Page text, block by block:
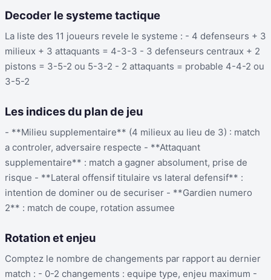
Decoder le systeme tactique
La liste des 11 joueurs revele le systeme : - 4 defenseurs + 3
milieux + 3 attaquants = 4-3-3 - 3 defenseurs centraux + 2
pistons = 3-5-2 ou 5-3-2 - 2 attaquants = probable 4-4-2 ou
3-5-2
Les indices du plan de jeu
- **Milieu supplementaire** (4 milieux au lieu de 3) : match
a controler, adversaire respecte - **Attaquant
supplementaire** : match a gagner absolument, prise de
risque - **Lateral offensif titulaire vs lateral defensif** :
intention de dominer ou de securiser - **Gardien numero
2** : match de coupe, rotation assumee
Rotation et enjeu
Comptez le nombre de changements par rapport au dernier
match : - 0-2 changements : equipe type, enjeu maximum -